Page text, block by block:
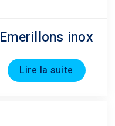
Emerillons inox
Lire la suite